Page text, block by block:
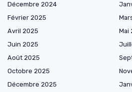
Décembre 2024
Février 2025
Avril 2025
Mai
Juin 2025
Août 2025
Octobre 2025
Décembre 2025